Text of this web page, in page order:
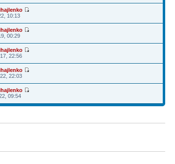
10:13
00:29
22:56
22:03
09:54